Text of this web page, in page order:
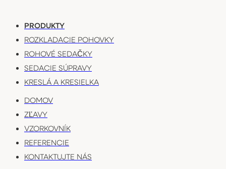
PRODUKTY
ROZKLADACIE POHOVKY
ROHOVÉ SEDAČKY
SEDACIE SÚPRAVY
KRESLÁ A KRESIELKA
DOMOV
ZĽAVY
VZORKOVNÍK
REFERENCIE
KONTAKTUJTE NÁS